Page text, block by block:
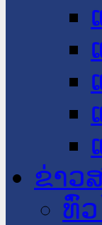
ຂ່າວ
ທົ່ວ​